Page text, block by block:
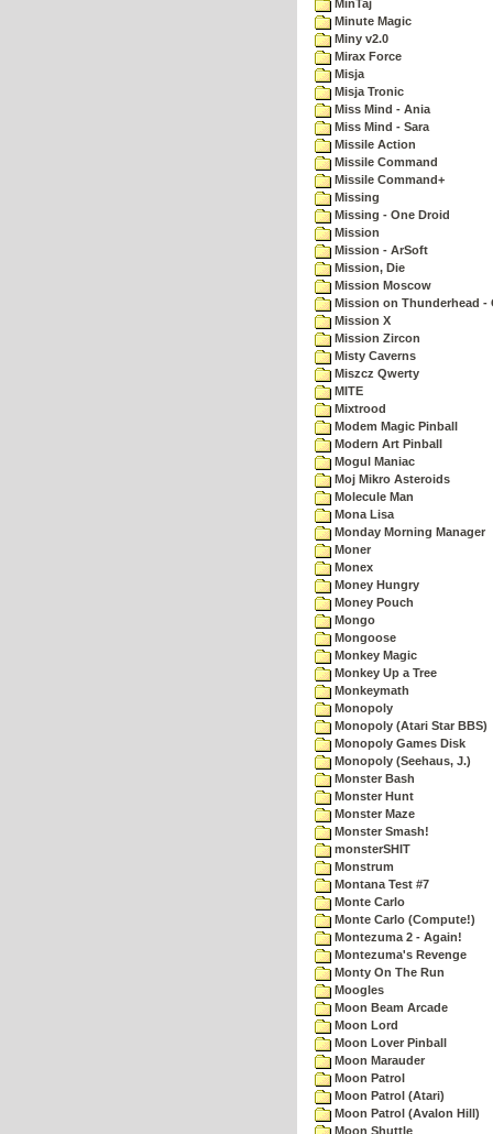
MinTaj
Minute Magic
Miny v2.0
Mirax Force
Misja
Misja Tronic
Miss Mind - Ania
Miss Mind - Sara
Missile Action
Missile Command
Missile Command+
Missing
Missing - One Droid
Mission
Mission - ArSoft
Mission, Die
Mission Moscow
Mission on Thunderhead -
Mission X
Mission Zircon
Misty Caverns
Miszcz Qwerty
MITE
Mixtrood
Modem Magic Pinball
Modern Art Pinball
Mogul Maniac
Moj Mikro Asteroids
Molecule Man
Mona Lisa
Monday Morning Manager
Moner
Monex
Money Hungry
Money Pouch
Mongo
Mongoose
Monkey Magic
Monkey Up a Tree
Monkeymath
Monopoly
Monopoly (Atari Star BBS)
Monopoly Games Disk
Monopoly (Seehaus, J.)
Monster Bash
Monster Hunt
Monster Maze
Monster Smash!
monsterSHIT
Monstrum
Montana Test #7
Monte Carlo
Monte Carlo (Compute!)
Montezuma 2 - Again!
Montezuma's Revenge
Monty On The Run
Moogles
Moon Beam Arcade
Moon Lord
Moon Lover Pinball
Moon Marauder
Moon Patrol
Moon Patrol (Atari)
Moon Patrol (Avalon Hill)
Moon Shuttle